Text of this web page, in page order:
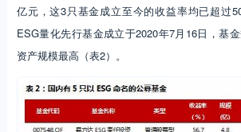
亿元，这3只基金成立至今的收益率均已超过
ESG量化先行基金成立于2020年7月16日，基
资产规模最高（表2）。